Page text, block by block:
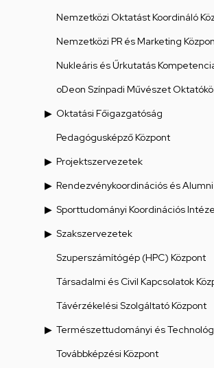
Nemzetközi Oktatást Koordináló
Nemzetközi PR és Marketing
Nukleáris és Űrkutatás
oDeon Színpadi Művészet
Oktatási Főigazgatóság
Pedagógusképző Központ
Projektszervezetek
Rendezvénykoordinációs és
Sporttudományi Koordinációs
Szakszervezetek
Szuperszámítógép (HPC) Központ
Társadalmi és Civil Kapcsolatok
Távérzékelési Szolgáltató Központ
Természettudományi és
Továbbképzési Központ